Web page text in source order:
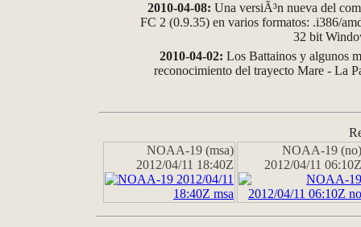
2010-04-08: Una versiÃ³n nueva del
FC 2 (0.9.35) en varios formatos: .i386/
32 bit
2010-04-02: Los Battainos y algunos
reconocimiento del trayecto Mare - La
NOAA-19 (msa)
2012/04/11 18:40Z
NOAA-19 (no)
2012/04/11 06:10Z